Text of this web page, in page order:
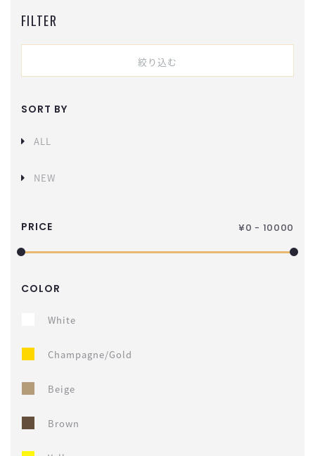
FILTER
絞り込む
SORT BY
ALL
NEW
PRICE ¥0 - 10000
COLOR
White
Champagne/Gold
Beige
Brown